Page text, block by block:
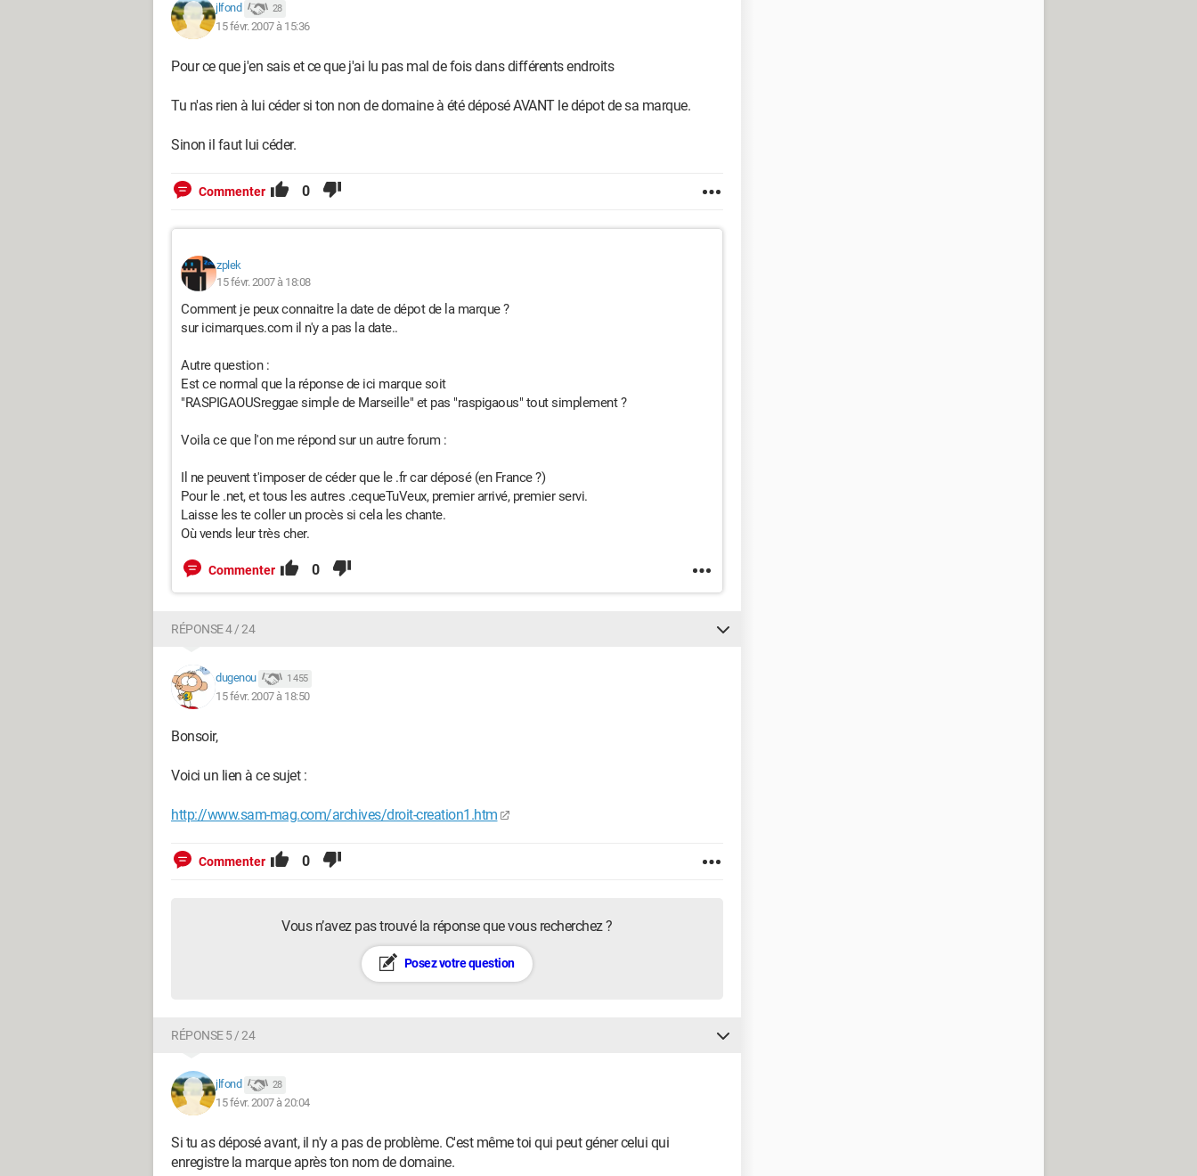
jlfond 28
15 févr. 2007 à 15:36
Pour ce que j'en sais et ce que j'ai lu pas mal de fois dans différents endroits
Tu n'as rien à lui céder si ton non de domaine à été déposé AVANT le dépot de sa marque.
Sinon il faut lui céder.
Commenter 0
zplek
15 févr. 2007 à 18:08
Comment je peux connaitre la date de dépot de la marque ?
sur icimarques.com il n'y a pas la date..
Autre question :
Est ce normal que la réponse de ici marque soit
"RASPIGAOUSreggae simple de Marseille" et pas "raspigaous" tout simplement ?
Voila ce que l'on me répond sur un autre forum :
Il ne peuvent t'imposer de céder que le .fr car déposé (en France ?)
Pour le .net, et tous les autres .cequeTuVeux, premier arrivé, premier servi.
Laisse les te coller un procès si cela les chante.
Où vends leur très cher.
Commenter 0
RÉPONSE 4 / 24
dugenou 1 455
15 févr. 2007 à 18:50
Bonsoir,
Voici un lien à ce sujet :
http://www.sam-mag.com/archives/droit-creation1.htm
Commenter 0
Vous n’avez pas trouvé la réponse que vous recherchez ?
Posez votre question
RÉPONSE 5 / 24
jlfond 28
15 févr. 2007 à 20:04
Si tu as déposé avant, il n'y a pas de problème. C'est même toi qui peut géner celui qui
enregistre la marque après ton nom de domaine.